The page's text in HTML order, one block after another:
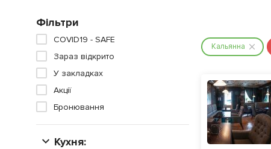
Фільтри
COVID19 - SAFE
Зараз відкрито
У закладках
Акції
Бронювання
Кухня:
Кальянна